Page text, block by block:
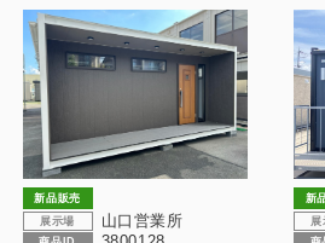
展示場用地の
新品販売
展示場
山口営業所
新
展